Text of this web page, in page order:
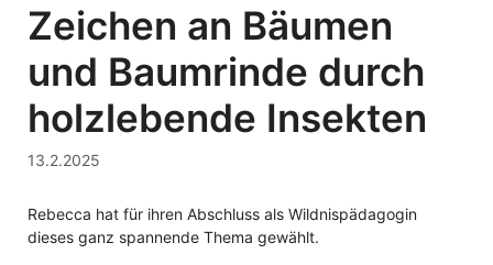
Zeichen an Bäumen
und Baumrinde durch
holzlebende Insekten
13.2.2025
Rebecca hat für ihren Abschluss als Wildnispädagogin
dieses ganz spannende Thema gewählt.